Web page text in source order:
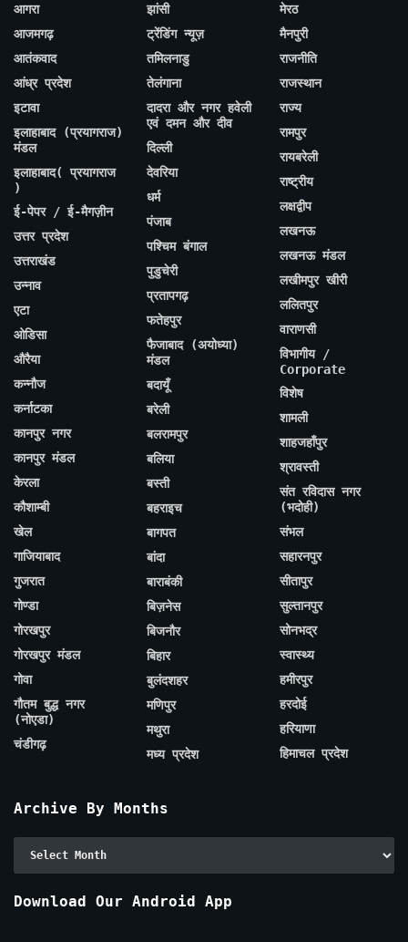
आगरा
आजमगढ़
आतंकवाद
आंध्र प्रदेश
इटावा
इलाहाबाद (प्रयागराज)
मंडल
इलाहाबाद( प्रयागराज
)
ई-पेपर / ई-मैगज़ीन
उत्तर प्रदेश
उत्तराखंड
उन्नाव
एटा
ओडिसा
औरैया
कन्नौज
कर्नाटका
कानपुर नगर
कानपुर मंडल
केरला
कौशाम्बी
खेल
गाजियाबाद
गुजरात
गोण्डा
गोरखपुर
गोरखपुर मंडल
गोवा
गौतम बुद्ध नगर
(नोएडा)
चंडीगढ़
झांसी
ट्रेंडिंग न्यूज़
तमिलनाडु
तेलंगाना
दादरा और नगर हवेली
एवं दमन और दीव
दिल्ली
देवरिया
धर्म
पंजाब
पश्चिम बंगाल
पुडुचेरी
प्रतापगढ़
फतेहपुर
फैजाबाद (अयोध्या)
मंडल
बदायूँ
बरेली
बलरामपुर
बलिया
बस्ती
बहराइच
बागपत
बांदा
बाराबंकी
बिज़नेस
बिजनौर
बिहार
बुलंदशहर
मणिपुर
मथुरा
मध्य प्रदेश
मेरठ
मैनपुरी
राजनीति
राजस्थान
राज्य
रामपुर
रायबरेली
राष्ट्रीय
लक्षद्वीप
लखनऊ
लखनऊ मंडल
लखीमपुर खीरी
ललितपुर
वाराणसी
विभागीय /
Corporate
विशेष
शामली
शाहजहाँपुर
श्रावस्ती
संत रविदास नगर
(भदोही)
संभल
सहारनपुर
सीतापुर
सुल्तानपुर
सोनभद्र
स्वास्थ्य
हमीरपुर
हरदोई
हरियाणा
हिमाचल प्रदेश
Archive By Months
Download Our Android App